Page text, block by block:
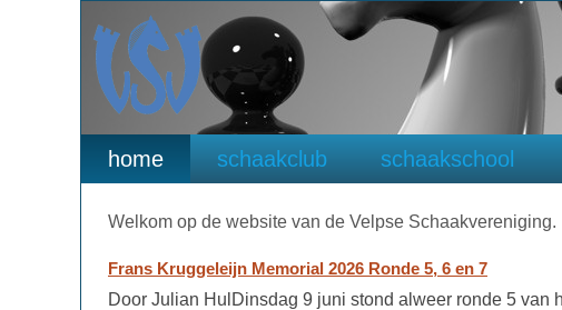
home schaakclub schaakschool
Welkom op de website van de Velpse Schaakvereniging.
Frans Kruggeleijn Memorial 2026 Ronde 5, 6 en 7
Door Julian HulDinsdag 9 juni stond alweer ronde 5 van